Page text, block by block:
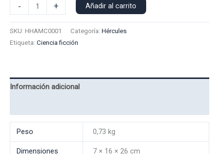
-
Manga
+ Añadir al carrito
SKU: HHAMC0001 Categoría: Hércules
Etiqueta: Ciencia ficción
Información adicional
Peso 0,73 kg
Dimensiones 7 × 16 × 26 cm